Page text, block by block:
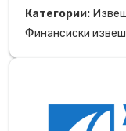
Категории:
Финансиски